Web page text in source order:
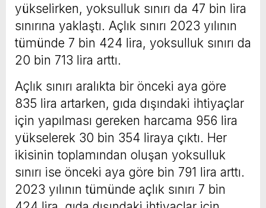
yükselirken, yoksulluk sınırı da 47 bin lira
sınırına yaklaştı. Açlık sınırı 2023 yılının
tümünde 7 bin 424 lira, yoksulluk sınırı da
20 bin 713 lira arttı.
Açlık sınırı aralıkta bir önceki aya göre
835 lira artarken, gıda dışındaki ihtiyaçlar
için yapılması gereken harcama 956 lira
yükselerek 30 bin 354 liraya çıktı. Her
ikisinin toplamından oluşan yoksulluk
sınırı ise önceki aya göre bin 791 lira arttı.
2023 yılının tümünde açlık sınırı 7 bin